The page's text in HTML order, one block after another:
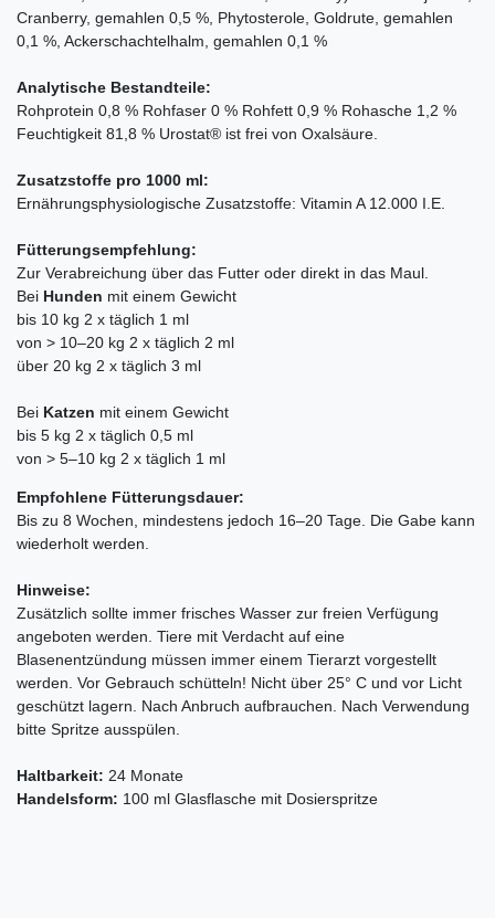
Cranberry, gemahlen 0,5 %, Phytosterole, Goldrute, gemahlen
0,1 %, Ackerschachtelhalm, gemahlen 0,1 %
Analytische Bestandteile:
Rohprotein 0,8 % Rohfaser 0 % Rohfett 0,9 % Rohasche 1,2 %
Feuchtigkeit 81,8 % Urostat® ist frei von Oxalsäure.
Zusatzstoffe pro 1000 ml:
Ernährungsphysiologische Zusatzstoffe: Vitamin A 12.000 I.E.
Fütterungsempfehlung:
Zur Verabreichung über das Futter oder direkt in das Maul.
Bei Hunden mit einem Gewicht
bis 10 kg 2 x täglich 1 ml
von > 10–20 kg 2 x täglich 2 ml
über 20 kg 2 x täglich 3 ml
Bei Katzen mit einem Gewicht
bis 5 kg 2 x täglich 0,5 ml
von > 5–10 kg 2 x täglich 1 ml
Empfohlene Fütterungsdauer:
Bis zu 8 Wochen, mindestens jedoch 16–20 Tage. Die Gabe kann
wiederholt werden.
Hinweise:
Zusätzlich sollte immer frisches Wasser zur freien Verfügung
angeboten werden. Tiere mit Verdacht auf eine
Blasenentzündung müssen immer einem Tierarzt vorgestellt
werden. Vor Gebrauch schütteln! Nicht über 25° C und vor Licht
geschützt lagern. Nach Anbruch aufbrauchen. Nach Verwendung
bitte Spritze ausspülen.
Haltbarkeit: 24 Monate
Handelsform: 100 ml Glasflasche mit Dosierspritze